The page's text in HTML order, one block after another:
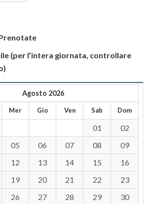
(per l’intera giornata, controllare
Agosto 2026
Mer Gio Ven Sab Dom
01
02
05 06 07 08
09
12 13 14 15
16
19 20 21 22
23
26 27 28 29
30